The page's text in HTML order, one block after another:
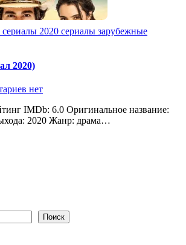
сериалы 2020 сериалы зарубежные
2020)
нет
2020 Жанр: драма…
Поиск